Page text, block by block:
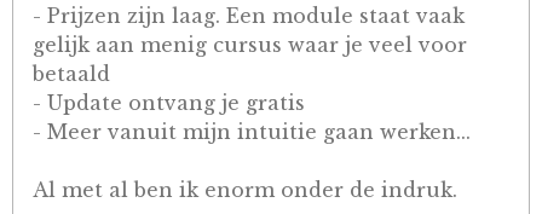
- Prijzen zijn laag. Een module staat vaak
gelijk aan menig cursus waar je veel voor
betaald
- Update ontvang je gratis
- Meer vanuit mijn intuitie gaan werken...
Al met al ben ik enorm onder de indruk.